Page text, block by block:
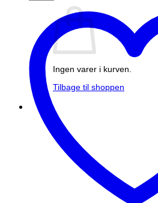
Ingen varer i kurven.
Tilbage til shoppen